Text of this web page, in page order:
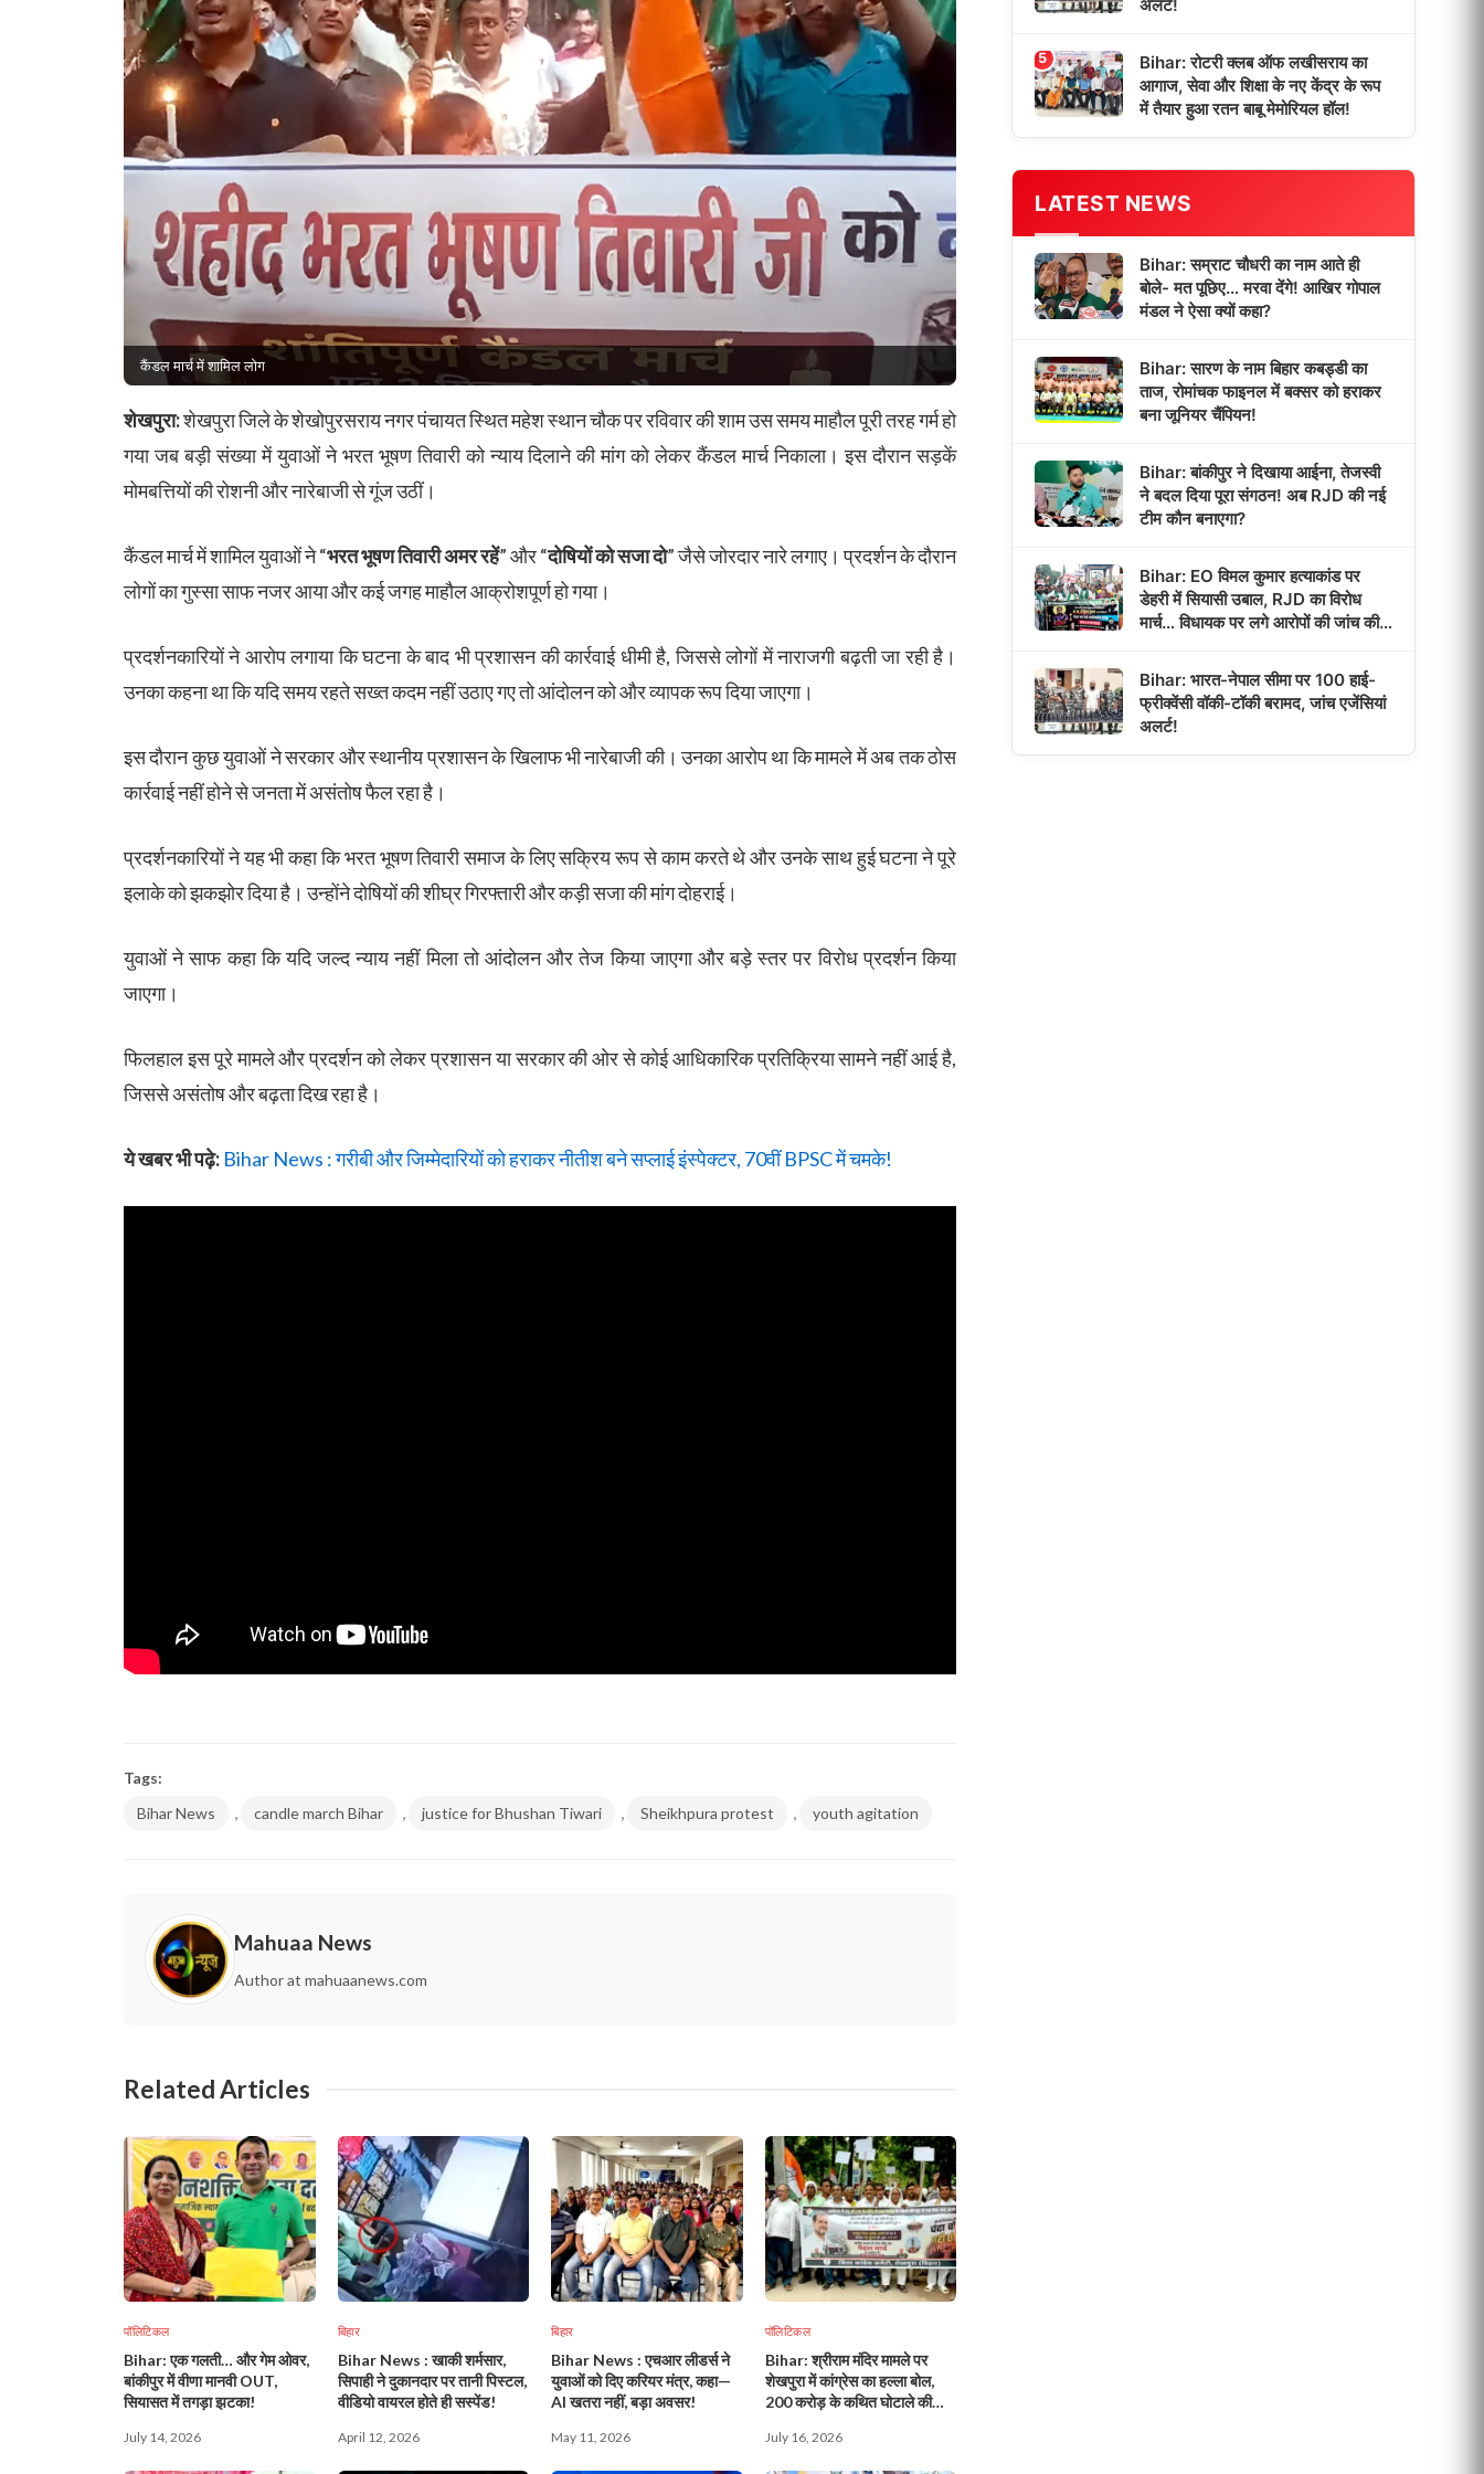
कैंडल मार्च में शामिल लोग
शेखपुरा:शेखपुरा जिले के शेखोपुरसराय नगर पंचायत स्थित महेश स्थान चौक पर रविवार की शाम उस समय माहौल पूरी तरह गर्म हो
गया जब बड़ी संख्या में युवाओं ने भरत भूषण तिवारी को न्याय दिलाने की मांग को लेकर कैंडल मार्च निकाला। इस दौरान सड़कें
मोमबत्तियों की रोशनी और नारेबाजी से गूंज उठीं।
कैंडल मार्च में शामिल युवाओं ने “भरत भूषण तिवारी अमर रहें” और “दोषियों को सजा दो” जैसे जोरदार नारे लगाए। प्रदर्शन के दौरान
लोगों का गुस्सा साफ नजर आया और कई जगह माहौल आक्रोशपूर्ण हो गया।
प्रदर्शनकारियों ने आरोप लगाया कि घटना के बाद भी प्रशासन की कार्रवाई धीमी है, जिससे लोगों में नाराजगी बढ़ती जा रही है।
उनका कहना था कि यदि समय रहते सख्त कदम नहीं उठाए गए तो आंदोलन को और व्यापक रूप दिया जाएगा।
इस दौरान कुछ युवाओं ने सरकार और स्थानीय प्रशासन के खिलाफ भी नारेबाजी की। उनका आरोप था कि मामले में अब तक ठोस
कार्रवाई नहीं होने से जनता में असंतोष फैल रहा है।
प्रदर्शनकारियों ने यह भी कहा कि भरत भूषण तिवारी समाज के लिए सक्रिय रूप से काम करते थे और उनके साथ हुई घटना ने पूरे
इलाके को झकझोर दिया है। उन्होंने दोषियों की शीघ्र गिरफ्तारी और कड़ी सजा की मांग दोहराई।
युवाओं ने साफ कहा कि यदि जल्द न्याय नहीं मिला तो आंदोलन और तेज किया जाएगा और बड़े स्तर पर विरोध प्रदर्शन किया
जाएगा।
फिलहाल इस पूरे मामले और प्रदर्शन को लेकर प्रशासन या सरकार की ओर से कोई आधिकारिक प्रतिक्रिया सामने नहीं आई है,
जिससे असंतोष और बढ़ता दिख रहा है।
ये खबर भी पढ़े: Bihar News : गरीबी और जिम्मेदारियों को हराकर नीतीश बने सप्लाई इंस्पेक्टर, 70वीं BPSC में चमके!
Tags:
Bihar News
, candle march Bihar , justice for Bhushan Tiwari , Sheikhpura protest , youth agitation
Mahuaa News
Author at mahuaanews.com
Related Articles
पॉलिटिकल
Bihar: एक गलती… और गेम ओवर,
बांकीपुर में वीणा मानवी OUT,
सियासत में तगड़ा झटका!
July 14, 2026
बिहार
Bihar News : खाकी शर्मसार,
सिपाही ने दुकानदार पर तानी पिस्टल,
वीडियो वायरल होते ही सस्पेंड!
April 12, 2026
बिहार
Bihar News : एचआर लीडर्स ने
युवाओं को दिए करियर मंत्र, कहा—
AI खतरा नहीं, बड़ा अवसर!
May 11, 2026
पॉलिटिकल
Bihar: श्रीराम मंदिर मामले पर
शेखपुरा में कांग्रेस का हल्ला बोल,
200 करोड़ के कथित घोटाले की
मार्च!
July 16, 2026
अलर्ट!
5
Bihar: रोटरी क्लब ऑफ लखीसराय का
आगाज, सेवा और शिक्षा के नए केंद्र के रूप
में तैयार हुआ रतन बाबू मेमोरियल हॉल!
LATEST NEWS
Bihar: सम्राट चौधरी का नाम आते ही
बोले- मत पूछिए… मरवा देंगे! आखिर गोपाल
मंडल ने ऐसा क्यों कहा?
Bihar: सारण के नाम बिहार कबड्डी का
ताज, रोमांचक फाइनल में बक्सर को हराकर
बना जूनियर चैंपियन!
Bihar: बांकीपुर ने दिखाया आईना, तेजस्वी
ने बदल दिया पूरा संगठन! अब RJD की नई
टीम कौन बनाएगा?
Bihar: EO विमल कुमार हत्याकांड पर
डेहरी में सियासी उबाल, RJD का विरोध
मार्च… विधायक पर लगे आरोपों की जांच की
Bihar: भारत-नेपाल सीमा पर 100 हाई-
फ्रीक्वेंसी वॉकी-टॉकी बरामद, जांच एजेंसियां
अलर्ट!